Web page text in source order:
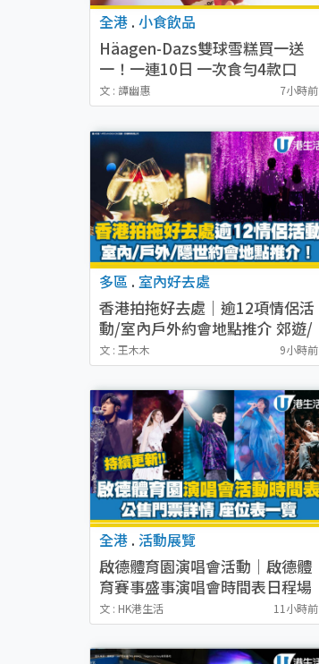
全港 . 小食飲品
Häagen-Dazs雙球雪糕買一送
一！一連10日 一次食勻4款口
味！限時$34加購夏日特飲禮券
文 : 譚幽惠 7小時前
多區 . 室內好去處
香港拍拖好去處｜逾12項情侶活
動/室內戶外約會地點推介 郊遊/
賞日落/工作坊
文 : 王木木 9小時前
全港 . 活動展覽
啟德體育園演唱會活動｜啟德體
育賽事盛事演唱會時間表日程場
地（持續更新）
文 : HK港生活 11小時前